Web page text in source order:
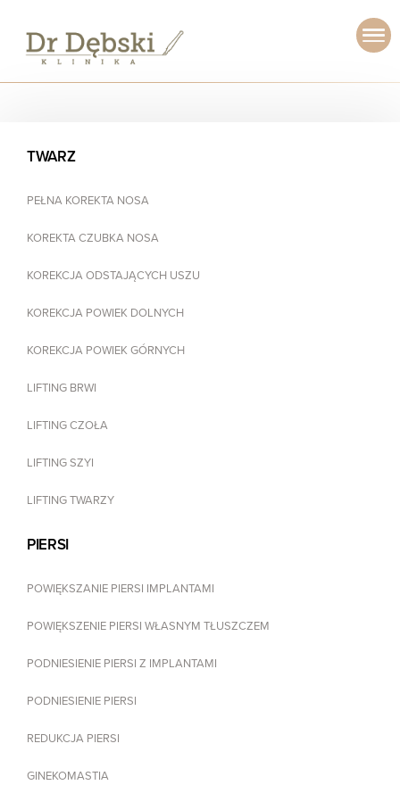
TWARZ
PEŁNA KOREKTA NOSA
KOREKTA CZUBKA NOSA
KOREKCJA ODSTAJĄCYCH USZU
KOREKCJA POWIEK DOLNYCH
KOREKCJA POWIEK GÓRNYCH
LIFTING BRWI
LIFTING CZOŁA
LIFTING SZYI
LIFTING TWARZY
PIERSI
POWIĘKSZANIE PIERSI IMPLANTAMI
POWIĘKSZENIE PIERSI WŁASNYM TŁUSZCZEM
PODNIESIENIE PIERSI Z IMPLANTAMI
PODNIESIENIE PIERSI
REDUKCJA PIERSI
GINEKOMASTIA